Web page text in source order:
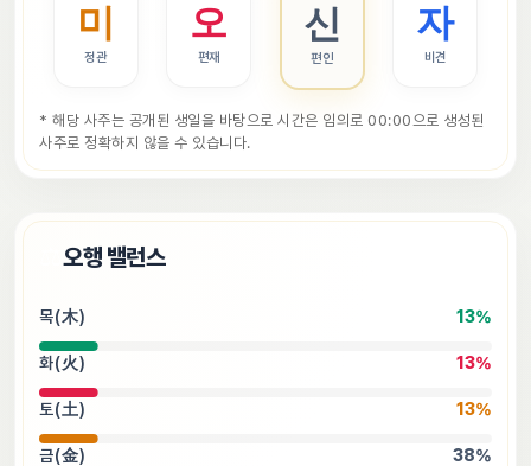
자
비견
신
편인
오
편재
미
정관
* 해당 사주는 공개된 생일을 바탕으로 시간은 임의로 00:00으로 생성된
사주로 정확하지 않을 수 있습니다.
오행 밸런스
목(木) 13%
화(火) 13%
토(土) 13%
금(金) 38%